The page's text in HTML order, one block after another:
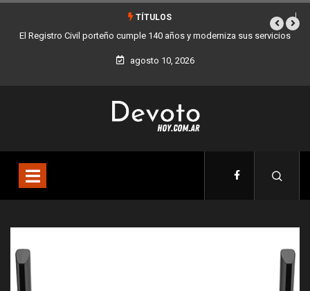
TÍTULOS
El Registro Civil porteño cumple 140 años y moderniza sus servicios Buenos
agosto 10, 2026